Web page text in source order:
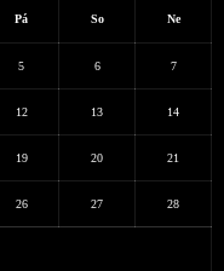
Pá So Ne
5 6 7
12 13 14
19 20 21
26 27 28